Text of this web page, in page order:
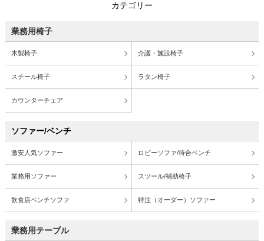
カテゴリー
業務用椅子
木製椅子 介護・施設椅子
スチール椅子 ラタン椅子
カウンターチェア
ソファー/ベンチ
激安人気ソファー ロビーソファ/待合ベンチ
業務用ソファー スツール/補助椅子
飲食店ベンチソファ 特注（オーダー）ソファー
業務用テーブル